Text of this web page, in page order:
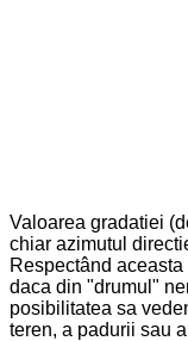
Valoarea gradatiei
chiar azimutul
Respectând
daca din "drumul"
posibilitatea sa
teren, a padurii sau